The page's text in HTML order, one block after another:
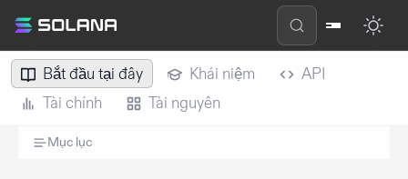
Bắt đầu tại đây Khái niệm
API
Tài chính
Tài nguyên
Mục lục